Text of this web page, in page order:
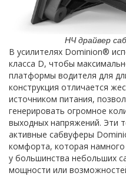
НЧ драйвер
В усилителях Dominion®
класса D, чтобы
платформы водителя для
конструкция отличается
источником питания,
генерировать огромное
выходных напряжений. Эти
активные сабвуферы
комфорта, которая
у большинства небольших
мощности или